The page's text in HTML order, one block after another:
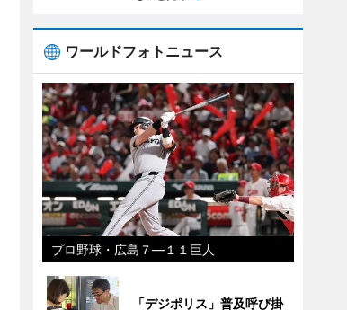
ワールドフォトニュース
プロ野球・広島７―１１巨人
「デジポリス」普及呼び掛